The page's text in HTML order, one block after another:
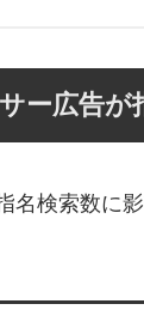
ー広告が
名検索数に